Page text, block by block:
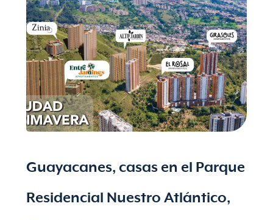
Guayacanes, casas en el Parque
Residencial Nuestro Atlántico,